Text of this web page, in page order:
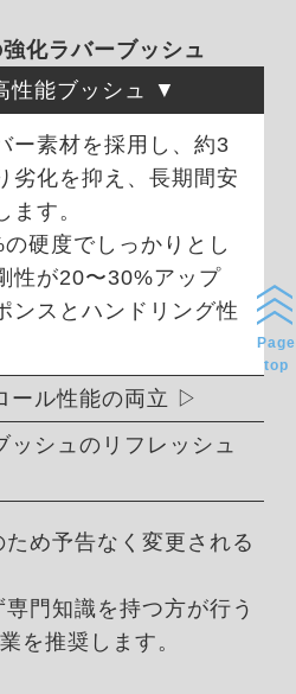
化ラバーブッシュ
性能ブッシュ
ー素材を採用し、約3
劣化を抑え、長期間安
ます。
硬度でしっかりとし
性が20〜30%アップ
ンスとハンドリング性
ール性能の両立
シュのリフレッシュ
め予告なく変更される
門知識を持つ方が行う
を推奨します。
Page
top